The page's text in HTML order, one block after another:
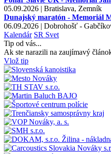
05.09.2026 | Bratislava, Zemník
Dunajský maratón - Memoriál
06.09.2026 | Dobrohošť -
Kalendár SR Svet
Tip od vás...
Ak ste narazili na zaujímavý
Vlož tip